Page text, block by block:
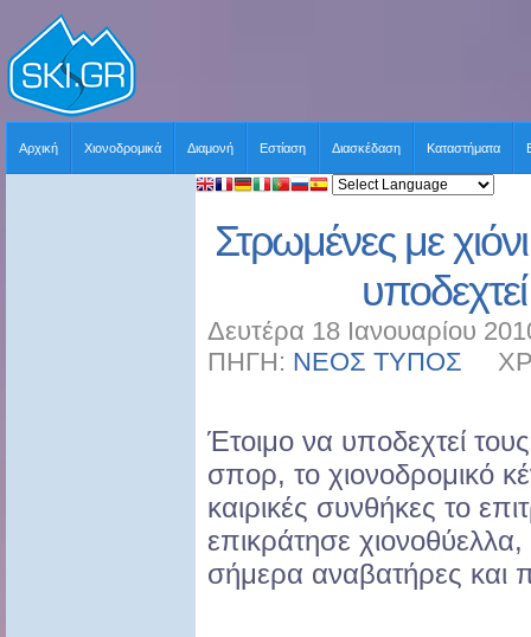
Αρχική Χιονοδρομικά Διαμονή Εστίαση Διασκέδαση Καταστήματα
Στρωμένες με
Δευτέρα 18 Ιανουαρίου
ΠΗΓΗ: ΝΕΟΣ ΤΥΠΟΣ
Έτοιμο να υποδεχτεί
σπορ, το χιονοδρομικό
καιρικές συνθήκες το
επικράτησε
σήμερα αναβατήρες και